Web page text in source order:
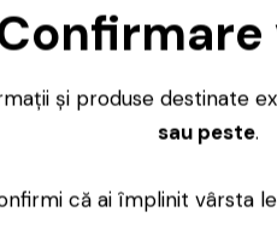
raionul Ialovenni, o zona
și produse destinate
sau peste.
că ai împlinit vârsta